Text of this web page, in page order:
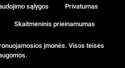
įmonės. Visos teisės
sąlygos Privatumas
Skaitmeninis prieinamumas